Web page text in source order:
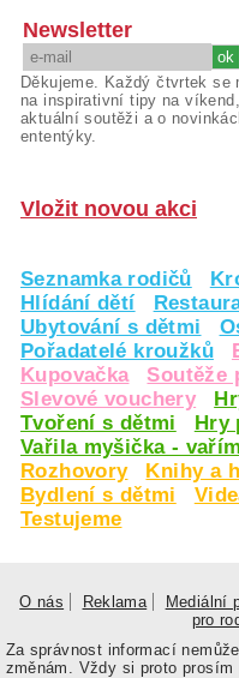
Newsletter
Děkujeme. Každý čtvrtek se
na inspirativní tipy na
aktuální soutěži a o
ententýky.
Vložit novou akci
Seznamka rodičů
Hlídání dětí
Ubytování s dětmi
Pořadatelé kroužků
Kupovačka
Soutěže
Slevové vouchery
Tvoření s dětmi
Hry
Vařila myšička -
Rozhovory
Knihy a
Bydlení s dětmi
Testujeme
O nás Reklama Mediální
pro
Za správnost informací
změnám. Vždy si proto